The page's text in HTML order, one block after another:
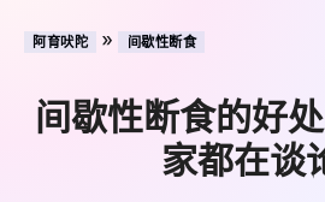
阿育吠陀 » 间歇性断食
间歇性断食的好
家都在谈